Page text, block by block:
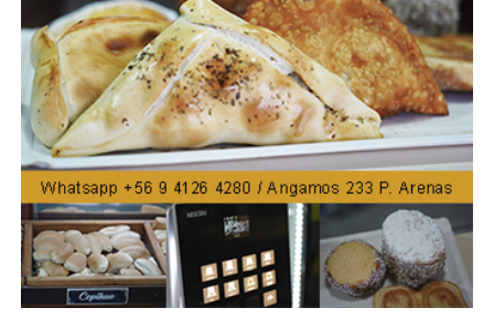
El usuario podrá revisar la propuesta de
devolución que el Seguro Público le
proporcionará, la que debe ser aprobada para
generar el pago.
En la aplicación presente en la web de FONASA,
el usuario podrá escoger la modalidad de cobro:
Depósito en Cuenta RUT de Banco Estado; Pago
en caja a través de Vale Vista en Banco Estado; o
depósito en Cuenta Corriente, Vista o Ahorro de
otros bancos.